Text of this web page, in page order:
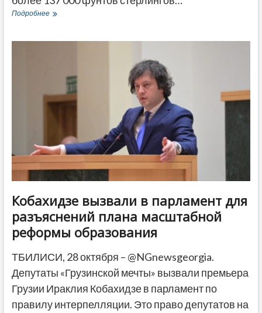
ПодробнееСемья
спасение
дочери
от
Грузии
Кобахидзе вызвали в парламент для
разъяснений плана масштабной
реформы образования
ТБИЛИСИ, 28 октября – @NGnewsgeorgia.
Депутаты «Грузинской мечты» вызвали премьера
Грузии Ираклия Кобахидзе в парламент по
правилу интерпелляции. Это право депутатов на